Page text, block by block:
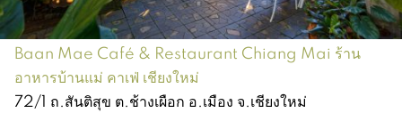
Baan Mae Café & Restaurant Chiang Mai ร้าน
อาหารบ้านแม่ คาเฟ่ เชียงใหม่
72/1 ถ.สันติสุข ต.ช้างเผือก อ.เมือง จ.เชียงใหม่